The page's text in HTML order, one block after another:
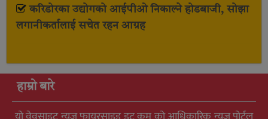
करिडोरका उद्योगको आईपीओ निकाल्ने होडबाजी, सोझा
लगानीकर्तालाई सचेत रहन आग्रह
हाम्रो बारे